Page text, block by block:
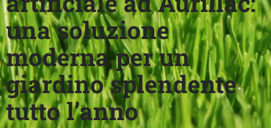
una soluzione
moderna per un
giardino splendente
tutto l’anno